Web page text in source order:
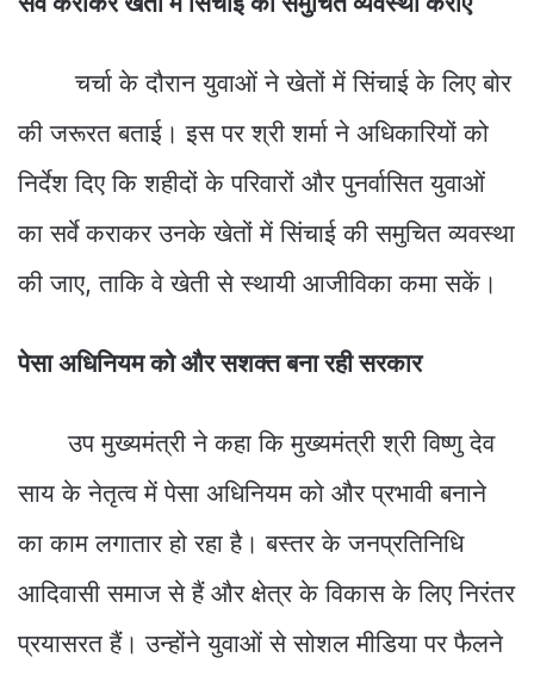
चर्चा के दौरान युवाओं ने खेतों में सिंचाई के लिए बोर
की जरूरत बताई। इस पर श्री शर्मा ने अधिकारियों को
निर्देश दिए कि शहीदों के परिवारों और पुनर्वासित युवाओं
का सर्वे कराकर उनके खेतों में सिंचाई की समुचित व्यवस्था
की जाए, ताकि वे खेती से स्थायी आजीविका कमा सकें।
पेसा अधिनियम को और सशक्त बना रही सरकार
उप मुख्यमंत्री ने कहा कि मुख्यमंत्री श्री विष्णु देव
साय के नेतृत्व में पेसा अधिनियम को और प्रभावी बनाने
का काम लगातार हो रहा है। बस्तर के जनप्रतिनिधि
आदिवासी समाज से हैं और क्षेत्र के विकास के लिए निरंतर
प्रयासरत हैं। उन्होंने युवाओं से सोशल मीडिया पर फैलने